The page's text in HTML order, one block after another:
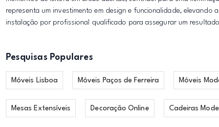
representa um investimento em design e funcionalidade,
instalação por profissional qualificado para assegurar um
Pesquisas Populares
Móveis Lisboa Móveis Paços de Ferreira Móveis
Mesas Extensíveis Decoração Online Cadeiras